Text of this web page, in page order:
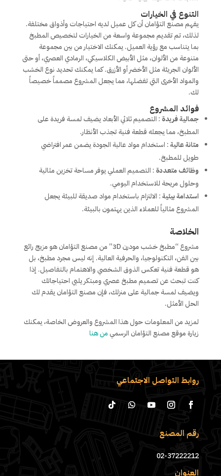
التنوع في الخيارات
يفهم مصنع التؤامان أن كل عميل لديه احتياجات وأذواق مختلفة.
لذلك، تم تقديم مجموعة واسعة من الخيارات لتخصيص المطبخ
بما يتناسب مع رؤية العميل. يمكنك الاختيار من بين مجموعة
متنوعة من الألوان، مثل الأبيض الكلاسيكي، الرمادي العصري، أو حتى
الألوان الجريئة مثل الأخضر أو الأزرق. كما يمكنك تحديد نوع الخشب
والمواد الأخرى التي تفضلها، مما يجعل المشروع مصمماً خصيصاً
لك.
فوائد المشروع
جمالية فريدة: التصميم ثلاثي الأبعاد يضيف لمسة فريدة على
المطبخ، مما يجعله قطعة فنية تجذب الأنظار.
متانة عالية: استخدام مواد عالية الجودة يضمن عمر افتراضي
طويل للمطبخ.
وظائف متعددة: التصميم العملي يوفر مساحة تخزين مثالية
وحلول مريحة للاستخدام اليومي.
استدامة بيئية: الالتزام باستخدام مواد صديقة للبيئة يجعل
المشروع مثالياً للعملاء الذين يهتمون بالبيئة.
الخلاصة
مشروع “مطبخ خشب مودرن 3D” من مصنع التؤامان هو مزيج رائع
بين الفن، التكنولوجيا، والحرفية العالية. إنه ليس مجرد مطبخ، بل
هو قطعة فنية تعكس الذوق الشخصي والاهتمام بالتفاصيل. إذا
كنت تبحث عن تصميم مطبخ عصري ومبتكر يلبي احتياجاتك
ويضيف لمسة جمالية على منزلك، فإن مصنع التؤامان يقدم لك
الحل الأمثل.
لمزيد من المعلومات حول هذا المشروع والعروض الخاصة، يمكنك
زيارة موقع مصنع التؤامان الرسمي من هنا
روابط التواصل الاجتماعي
رقم المصنع
02-37222212
العنوان